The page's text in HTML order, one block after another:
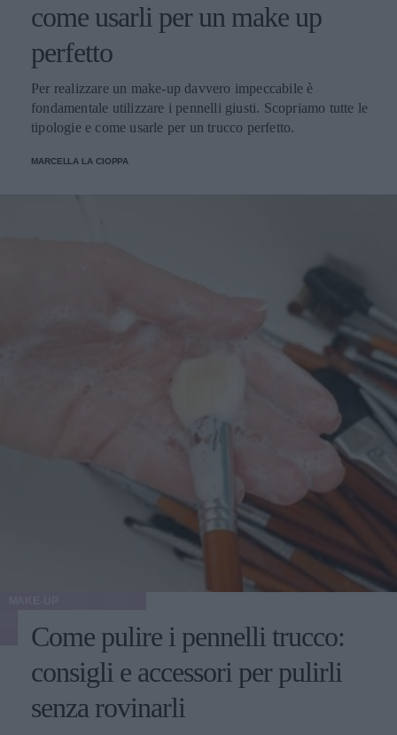
come usarli per un make up
perfetto
Per realizzare un make-up davvero impeccabile è
fondamentale utilizzare i pennelli giusti. Scopriamo tutte le
tipologie e come usarle per un trucco perfetto.
MARCELLA LA CIOPPA
Come pulire i pennelli trucco:
consigli e accessori per pulirli
senza rovinarli